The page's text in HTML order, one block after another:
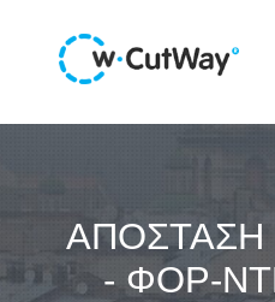
ΑΠΌΣΤΑΣΗ
- ΦΟΡ-